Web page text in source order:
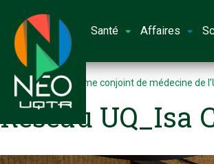
Santé Affaires
Accueil Programme conjoint de médecine de
Réseau UQ_Isa